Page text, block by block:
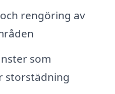
rengöring av
som
storstädning